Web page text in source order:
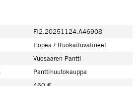
FI2.20251124.A46908
Hopea / Ruokailuvälineet
Vuosaaren Pantti
Panttihuutokauppa